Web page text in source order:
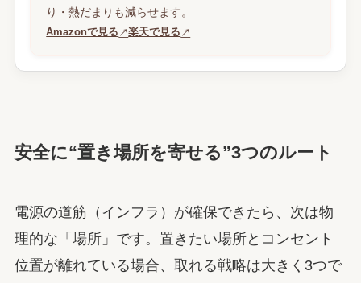
り・熱だまりも減らせます。
Amazonで見る ↗楽天で見る ↗
安全に“置き場所を寄せる”3つのルート
電源の道筋（インフラ）が確保できたら、次は物
理的な「場所」です。置きたい場所とコンセント
位置が離れている場合、取れる戦略は大きく3つで